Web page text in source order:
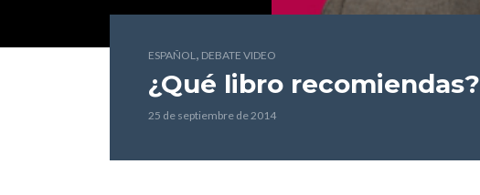
ESPAÑOL, DEBATE VIDEO
¿Qué libro recomiendas?
25 de septiembre de 2014